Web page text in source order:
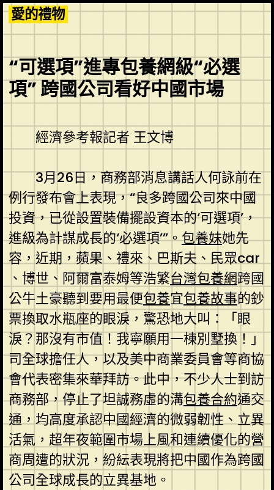
Skip
to
content
愛的禮物
“可選項”進專包養網級“必選
項” 跨國公司看好中國市場
經濟參考報記者 王文博
3月26日，商務部消息講話人何詠前在
例行發布會上表現，“良多跨國公司來中國
投資，已從設置裝備擺設資本的‘可選項’，
進級為計謀成長的‘必選項’”。包養妹她先
容，近期，蘋果、禮來、巴斯夫、民眾car
、博世、阿爾富泰姆等浩繁台灣包養網跨國
公牛土豪聽到要用最便包養宜包養故事的鈔
票換取水瓶座的眼淚，驚恐地大叫：「眼
淚？那沒有市值！我寧願用一棟別墅換！」
司全球擔任人，以及美中商業委員會等商協
會代表密集來華拜訪。此中，不少人士到訪
商務部，停止了坦誠務虛的溝包養合約通交
通，均高度承認中國經濟的微弱韌性、立異
活氣，超年夜範圍市場上風和連續優化的營
商周遭的狀況，紛紜表現將把中國作為跨國
公司全球成長的立異基地。